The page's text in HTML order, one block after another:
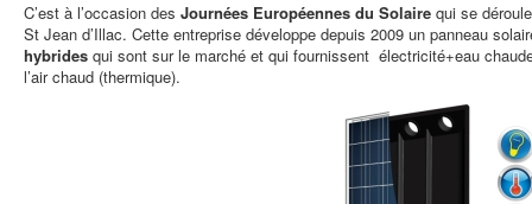
C’est à l’occasion des Journées Européennes du Solaire qui se
St Jean d’Illac. Cette entreprise développe depuis 2009 un panneau
hybrides qui sont sur le marché et qui fournissent électricité+eau
l’air chaud (thermique).